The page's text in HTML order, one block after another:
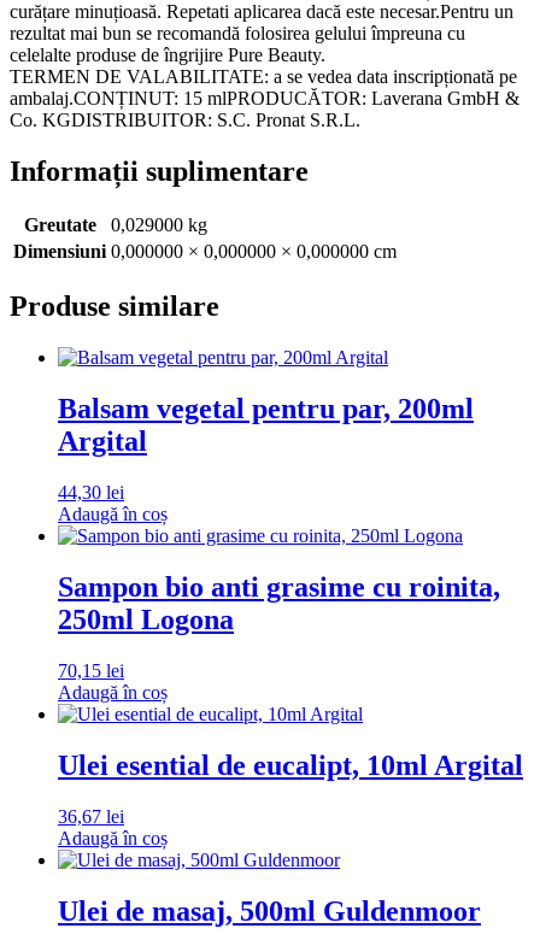
curățare minuțioasă. Repetati aplicarea dacă este necesar.Pentru un
rezultat mai bun se recomandă folosirea gelului împreuna cu
celelalte produse de îngrijire Pure Beauty.
TERMEN DE VALABILITATE: a se vedea data inscripționată pe
ambalaj.CONȚINUT: 15 mlPRODUCĂTOR: Laverana GmbH &
Co. KGDISTRIBUITOR: S.C. Pronat S.R.L.
Informații suplimentare
Greutate
0,029000 kg
Dimensiuni 0,000000 × 0,000000 × 0,000000 cm
Produse similare
Balsam vegetal pentru par, 200ml
Argital
44,30 lei
Adaugă în coș
Sampon bio anti grasime cu roinita,
250ml Logona
70,15 lei
Adaugă în coș
Ulei esential de eucalipt, 10ml Argital
36,67 lei
Adaugă în coș
Ulei de masaj, 500ml Guldenmoor